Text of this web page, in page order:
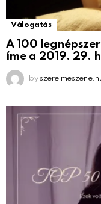
Válogatás
A 100
íme a 2019. 29.
by